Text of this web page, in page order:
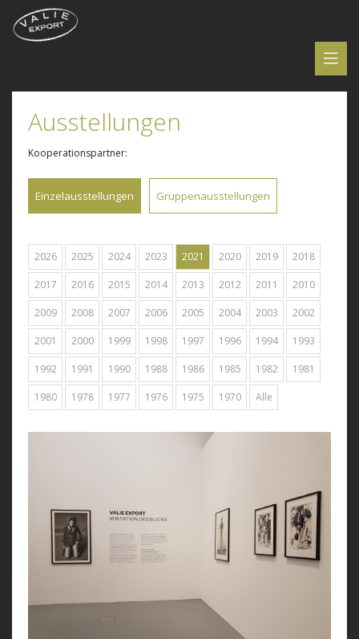
Ausstellungen
Kooperationspartner:
Einzelausstellungen Gruppenausstellungen
2026 2025 2024 2023 2021 2020 2019 2018
2017 2016 2015 2014 2013 2012 2011 2010
2009 2008 2007 2006 2005 2004 2003 2002
2001 2000 1999 1998 1997 1996 1994 1993
1992 1991 1990 1988 1986 1985 1982 1981
1980 1978 1977 1976 1975 1970 Alle